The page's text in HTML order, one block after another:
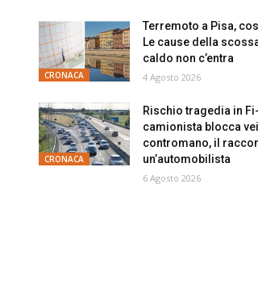
CRONACA
Terremoto a Pisa,
Le cause della
caldo non c’entra
4 Agosto 2026
CRONACA
Rischio tragedia in
camionista blocca
contromano, il
un’automobilista
6 Agosto 2026